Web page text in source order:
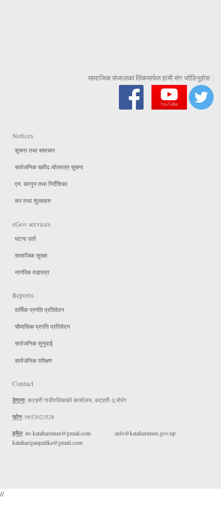
सामाजिक संजालका लिंकमार्फत हामी संग जोडिनुहोस :
Notices
सूचना तथा समाचार
सार्वजनिक खरीद /बोलपत्र सूचना
एन, कानुन तथा निर्देशिका
कर तथा शुल्कहरु
eGov services
घटना दर्ता
सामाजिक सुरक्षा
नागरिक वडापत्र
Reports
वार्षिक प्रगति प्रतिवेदन
चौमासिक प्रगति प्रतिवेदन
सार्वजनिक सुनुवाई
सार्वजनिक परीक्षण
Contact
ठेगाना: कटहरी गाउँपालिकको कार्यालय, कटहरी-३,मोरंग
फोन: 9852023528
इमेल: ito.kataharimun@gmail.com
info@kataharimun.gov.np
kataharigaupalika@gmail.com
//